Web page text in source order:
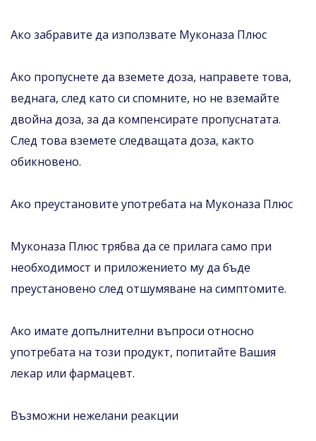
Ако забравите да използвате Муконаза Плюс
Ако пропуснете да вземете доза, направете това,
веднага, след като си спомните, но не вземайте
двойна доза, за да компенсирате пропуснатата.
След това вземете следващата доза, както
обикновено.
Ако преустановите употребата на Муконаза Плюс
Муконаза Плюс трябва да се прилага само при
необходимост и приложението му да бъде
преустановено след отшумяване на симптомите.
Ако имате допълнителни въпроси относно
употребата на този продукт, попитайте Вашия
лекар или фармацевт.
Възможни нежелани реакции